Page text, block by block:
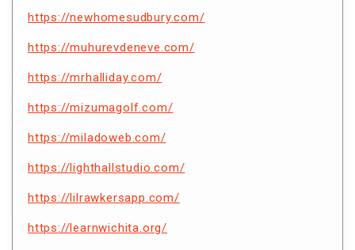
https://newhomesudbury.com/
https://muhurevdeneve.com/
https://mrhalliday.com/
https://mizumagolf.com/
https://miladoweb.com/
https://lighthallstudio.com/
https://lilrawkersapp.com/
https://learnwichita.org/